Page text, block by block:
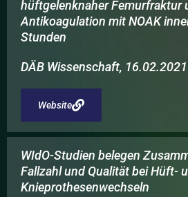
hüftgelenknaher Femurfraktur
Antikoagulation mit NOAK
Stunden
DÄB Wissenschaft, 16.02.2021
Website
WIdO-Studien belegen
Fallzahl und Qualität bei Hüft-
Knieprothesenwechseln